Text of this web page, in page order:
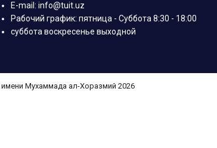
E-mail: info@tuit.uz
Рабочий график: пятница - Суббота 8:30 - 18:00
суббота воскресенье выходной
Мухаммада ал-Хоразмий 2026